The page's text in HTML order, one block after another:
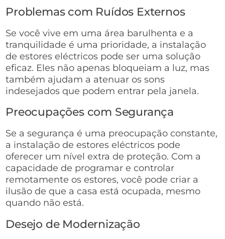
Problemas com Ruídos Externos
Se você vive em uma área barulhenta e a
tranquilidade é uma prioridade, a instalação
de estores eléctricos pode ser uma solução
eficaz. Eles não apenas bloqueiam a luz, mas
também ajudam a atenuar os sons
indesejados que podem entrar pela janela.
Preocupações com Segurança
Se a segurança é uma preocupação constante,
a instalação de estores eléctricos pode
oferecer um nível extra de proteção. Com a
capacidade de programar e controlar
remotamente os estores, você pode criar a
ilusão de que a casa está ocupada, mesmo
quando não está.
Desejo de Modernização